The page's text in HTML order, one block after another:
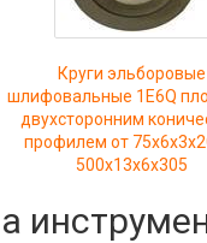
Круги эльборовые
шлифовальные 1Е6Q
двухсторонним
профилем от
500х13х6х305